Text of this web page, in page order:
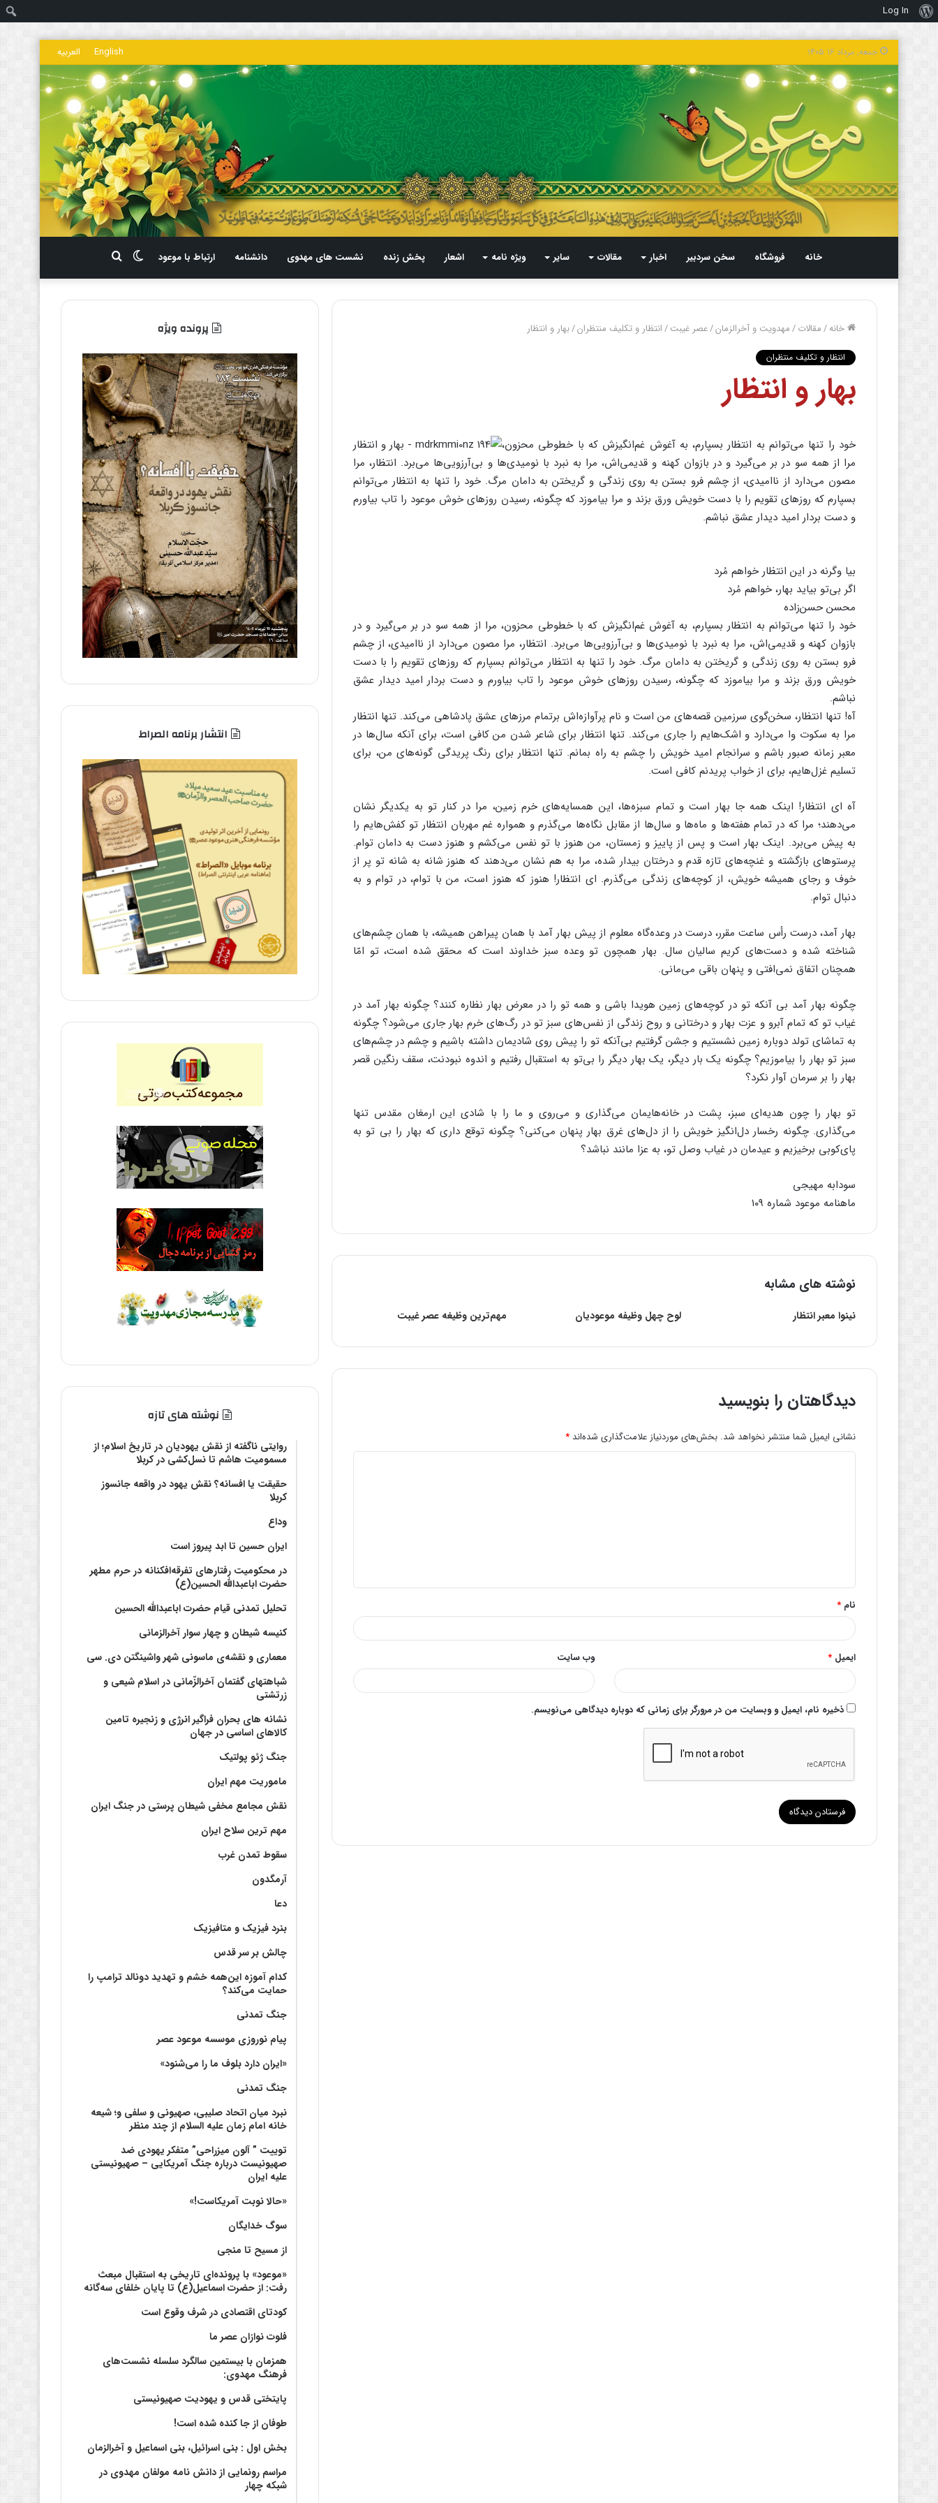
درباره
وردپرس
Log In
جمعه, مرداد ۱۶ ۱۴۰۵ English العربیه
خانه فروشگاه سخن سردبیر اخبار مقالات سایر ویژه نامه اشعار پخش زنده نشست های مهدوی دانشنامه ارتباط با موعود
برای
تغییر
پوسته
خانه/مقالات/مهدویت و آخرالزمان/عصر غیبت/انتظار و تکلیف منتظران/بهار و انتظار
انتظار و تکلیف منتظران
بهار و انتظار
خود را تنها می‌توانم به انتظار بسپارم، به آغوش غم‌انگیزش که با خطوطی محزون،
مرا از همه سو در بر می‌گیرد و در بازوان کهنه و قدیمی‌اش، مرا به نبرد با نومیدی‌ها و بی‌آرزویی‌ها می‌برد. انتظار، مرا
مصون می‌دارد از ناامیدی، از چشم فرو بستن به روی زندگی و گریختن به دامان مرگ. خود را تنها به انتظار می‌توانم
بسپارم که روزهای تقویم را با دست خویش ورق بزند و مرا بیاموزد که چگونه، رسیدن روزهای خوش موعود را تاب بیاورم
و دست بردار امید دیدار عشق نباشم.
بیا وگرنه در این انتظار خواهم مُرد
اگر بی‌تو بیاید بهار، خواهم مُرد
محسن حسن‌زاده
خود را تنها می‌توانم به انتظار بسپارم، به آغوش غم‌انگیزش که با خطوطی محزون، مرا از همه سو در بر می‌گیرد و در
بازوان کهنه و قدیمی‌اش، مرا به نبرد با نومیدی‌ها و بی‌آرزویی‌ها می‌برد. انتظار، مرا مصون می‌دارد از ناامیدی، از چشم
فرو بستن به روی زندگی و گریختن به دامان مرگ. خود را تنها به انتظار می‌توانم بسپارم که روزهای تقویم را با دست
خویش ورق بزند و مرا بیاموزد که چگونه، رسیدن روزهای خوش موعود را تاب بیاورم و دست بردار امید دیدار عشق
نباشم.
آه! تنها انتظار، سخن‌گوی سرزمین قصه‌های من است و نام پرآوازه‌اش برتمام مرزهای عشق پادشاهی می‌کند. تنها انتظار
مرا به سکوت وا می‌دارد و اشک‌هایم را جاری می‌کند. تنها انتظار برای شاعر شدن من کافی است، برای آنکه سال‌ها در
معبر زمانه صبور باشم و سرانجام امید خویش را چشم به راه بمانم. تنها انتظار برای رنگ پریدگی گونه‌های من، برای
تسلیم غزل‌هایم، برای از خواب پریدنم کافی است.
آه ای انتظار! اینک همه جا بهار است و تمام سبزه‌ها، این همسایه‌های خرم زمین، مرا در کنار تو به یکدیگر نشان
می‌دهند؛ مرا که در تمام هفته‌ها و ماه‌ها و سال‌ها از مقابل نگاه‌ها می‌گذرم و همواره غم مهربان انتظار تو کفش‌هایم را
به پیش می‌برد. اینک بهار است و پس از پاییز و زمستان، من هنوز با تو نفس می‌کشم و هنوز دست به دامان توام.
پرستوهای بازگشته و غنچه‌های تازه قدم و درختان بیدار شده، مرا به هم نشان می‌دهند که هنوز شانه به شانه تو پر از
خوف و رجای همیشه خویش، از کوچه‌های زندگی می‌گذرم. ای انتظار! هنوز که هنوز است، من با توام، در توام و به
دنبال توام.
بهار آمد، درست رأس ساعت مقرر، درست در وعده‌گاه معلوم از پیش بهار آمد با همان پیراهن همیشه، با همان چشم‌های
شناخته شده و دست‌های کریم سالیان سال. بهار همچون تو وعده سبز خداوند است که محقق شده است، تو امّا
همچنان اتفاق نمی‌افتی و پنهان باقی می‌مانی.
چگونه بهار آمد بی آنکه تو در کوچه‌های زمین هویدا باشی و همه تو را در معرض بهار نظاره کنند؟ چگونه بهار آمد در
غیاب تو که تمام آبرو و عزت بهار و درختانی و روح زندگی از نفس‌های سبز تو در رگ‌های خرم بهار جاری می‌شود؟ چگونه
به تماشای تولد دوباره زمین نشستیم و جشن گرفتیم بی‌آنکه تو را پیش روی شادیمان داشته باشیم و چشم در چشم‌های
سبز تو بهار را بیاموزیم؟ چگونه یک بار دیگر، یک بهار دیگر را بی‌تو به استقبال رفتیم و اندوه نبودنت، سقف رنگین قصر
بهار را بر سرمان آوار نکرد؟
تو بهار را چون هدیه‌ای سبز، پشت در خانه‌هایمان می‌گذاری و می‌روی و ما را با شادی این ارمغان مقدس تنها
می‌گذاری. چگونه رخسار دل‌انگیز خویش را از دل‌های غرق بهار پنهان می‌کنی؟ چگونه توقع داری که بهار را بی تو به
پای‌کوبی برخیزیم و عیدمان در غیاب وصل تو، به عزا مانند نباشد؟
سودابه مهیجی
ماهنامه موعود شماره ۱۰۹
نوشته های مشابه
نینوا معبر انتظار لوح چهل وظیفه موعودیان مهم‌ترین وظیغه عصر غیبت
دیدگاهتان را بنویسید
نشانی ایمیل شما منتشر نخواهد شد. بخش‌های موردنیاز علامت‌گذاری شده‌اند *
*
نام *
ایمیل * وب‌ سایت
ذخیره نام، ایمیل و وبسایت من در مرورگر برای زمانی که دوباره دیدگاهی می‌نویسم.
پرونده ویژه
انتشار برنامه الصراط
نوشته های تازه
روایتی ناگفته از نقش یهودیان در تاریخ اسلام؛ از
مسمومیت هاشم تا نسل‌کشی در کربلا
حقیقت یا افسانه؟‌ نقش یهود در واقعه جانسوز
کربلا
وداع
ایران حسین تا ابد پیروز است
در محکومیت رفتارهای تفرقه‌افکنانه در حرم مطهر
حضرت اباعبدالله الحسین(ع)
تحلیل تمدنی قیام حضرت اباعبدالله الحسین
کنیسه شیطان و چهار سوار آخرالزمانی
معماری و نقشه‌ی ماسونی شهر واشينگتن دی. سی
شباهتهای گفتمان آخر‌الزّمانی در اسلام شیعی و
زرتشتی
نشانه های بحران فراگیر انرژی و زنجیره تامین
کالاهای اساسی در جهان
جنگ ژئو پولتیک
ماموریت مهم ایران
نقش مجامع مخفی شیطان پرستی در جنگ ایران
مهم ترین سلاح ایران
سقوط تمدن غرب
آرمگدون
دعا
بنرد فیزیک و متافیزیک
چالش بر سر قدس
کدام آموزه این‌همه خشم و تهدید دونالد ترامپ را
حمایت می‌کند؟
جنگ تمدنی
پیام نوروزی موسسه موعود عصر
«ایران دارد بلوف ما را می‌شنود»
جنگ تمدنی
نبرد میان اتحاد صلیبی، صهیونی و سلفی و؛ شیعه
خانه امام زمان علیه السلام از چند منظر
توییت ” آلون میزراحی” متفکر یهودی ضد
صهیونیست درباره جنگ آمریکایی – صهیونیستی
علیه ایران
«حالا نوبت آمریکاست!»
سوگ خدایگان
از مسیح تا منجی
«موعود» با پرونده‌ای تاریخی به استقبال مبعث
رفت: از حضرت اسماعیل(ع) تا پایان خلفای سه‌گانه
کودتای اقتصادی در شرف وقوع است
فلوت نوازان عصر ما
همزمان با بیستمین سالگرد سلسله نشست‌های
فرهنگ مهدوی:‌
پایتختی قدس و یهودیت صهیونیستی
طوفان از جا کنده شده است!
بخش اول : بنی اسرائیل، بنی اسماعیل و آخرالزمان
مراسم رونمایی از دانش نامه مولفان مهدوی در
شبکه چهار